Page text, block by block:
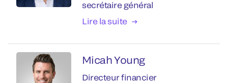
secrétaire général
Lire la suite
Micah Young
Directeur financier